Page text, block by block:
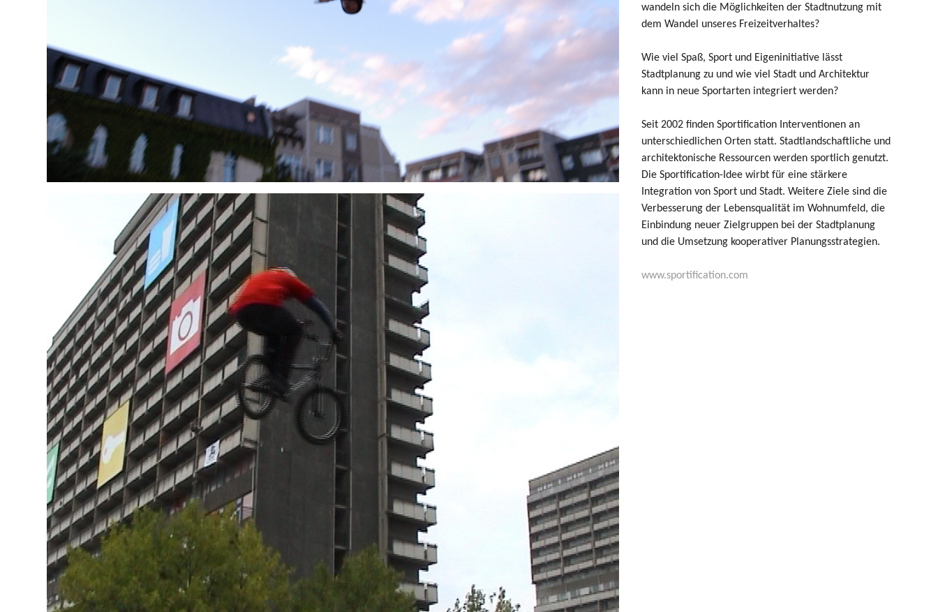
wandeln sich die Möglichkeiten der Stadtnutzung mit
dem Wandel unseres Freizeitverhaltes?
Wie viel Spaß, Sport und Eigeninitiative lässt
Stadtplanung zu und wie viel Stadt und Architektur
kann in neue Sportarten integriert werden?
Seit 2002 finden Sportification Interventionen an
unterschiedlichen Orten statt. Stadtlandschaftliche und
architektonische Ressourcen werden sportlich genutzt.
Die Sportification-Idee wirbt für eine stärkere
Integration von Sport und Stadt. Weitere Ziele sind die
Verbesserung der Lebensqualität im Wohnumfeld, die
Einbindung neuer Zielgruppen bei der Stadtplanung
und die Umsetzung kooperativer Planungsstrategien.
www.sportification.com